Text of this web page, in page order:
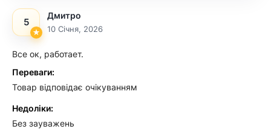
5
Дмитро
10 Січня, 2026
Все ок, работает.
Переваги:
Товар відповідає очікуванням
Недоліки:
Без зауважень